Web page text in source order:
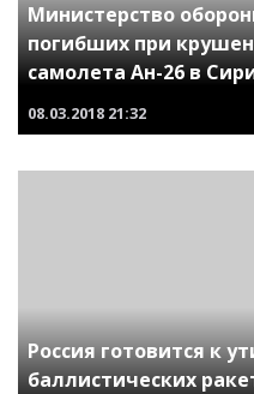
Министерство
погибших при
самолета Ан-26 в
08.03.2018 21:32
Россия готовится к
баллистических